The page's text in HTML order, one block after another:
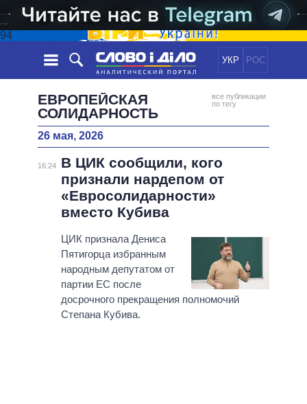
94
УКР РОС
НОВОСТИ
ЛЕНТА
СОБЫТИЯ
СТАТЬИ
МНЕНИЯ
ОБЗОРЫ
ПОЛИТИКА
ЭКОНОМИКА
ОБЩЕСТВО
МИР
ОБЕЩАНИЯ
ПОЛИТИКИ
ВСЕ ПОЛИТИКИ
ПРЕЗИДЕНТ И ОФИС
КАБИНЕТ МИНИСТРОВ
ГЛАВЫ ОБЛАДМИНИСТРАЦИЙ
МЭРЫ
ВСЕ ПЕРСОНЫ
ИНФОГРАФИКА
ВИДЕО
ПОДДЕРЖАТЬ
СРАВНЕНИЕ ПОЛИТИКОВ
ЕВРОПЕЙСКАЯ
СОЛИДАРНОСТЬ
все публикации
по тегу
26 мая, 2026
16:24
В ЦИК сообщили, кого
признали нардепом от
«Евросолидарности»
вместо Кубива
ЦИК признала Дениса
Пятигорца избранным
народным депутатом от
партии ЕС после
досрочного прекращения полномочий
Степана Кубива.